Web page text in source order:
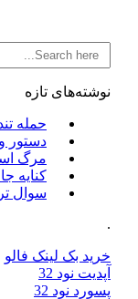
نوشته‌های تازه
حمله
دستور
مرگ
کنایه
سوال
.
خرید بک لینک فالو
آپدیت نود 32
پسورد نود 32